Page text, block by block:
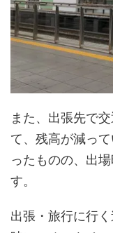
また、出張先で
て、残高が減っ
ったものの、出
す。
出張・旅行に行